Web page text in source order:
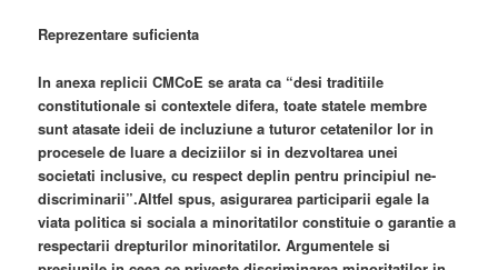
Reprezentare suficienta
In anexa replicii CMCoE se arata ca “desi traditiile
constitutionale si contextele difera, toate statele membre
sunt atasate ideii de incluziune a tuturor cetatenilor lor in
procesele de luare a deciziilor si in dezvoltarea unei
societati inclusive, cu respect deplin pentru principiul ne-
discriminarii”.Altfel spus, asigurarea participarii egale la
viata politica si sociala a minoritatilor constituie o garantie a
respectarii drepturilor minoritatilor. Argumentele si